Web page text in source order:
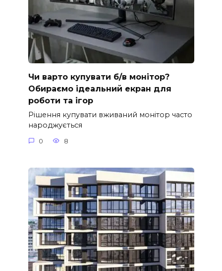
Чи варто купувати б/в монітор?
Обираємо ідеальний екран для
роботи та ігор
Рішення купувати вживаний монітор часто
народжується
0 8